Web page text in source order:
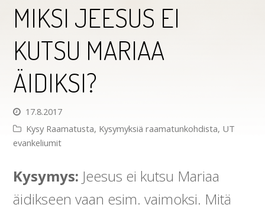
MIKSI JEESUS EI
KUTSU MARIAA
ÄIDIKSI?
17.8.2017
Kysy Raamatusta, Kysymyksiä raamatunkohdista, UT
evankeliumit
Kysymys: Jeesus ei kutsu Mariaa
äidikseen vaan esim. vaimoksi. Mitä